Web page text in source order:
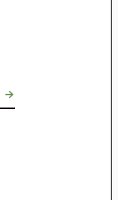
→